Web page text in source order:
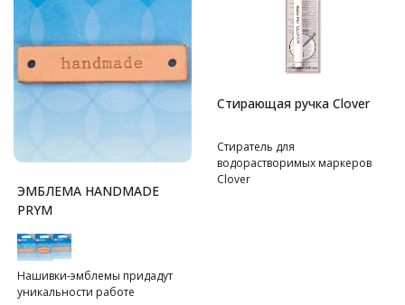
ЭМБЛЕМА HANDMADE
PRYM
Нашивки-эмблемы придадут
уникальности работе
Стирающая ручка Clover
Стиратель для
водорастворимых маркеров
Clover